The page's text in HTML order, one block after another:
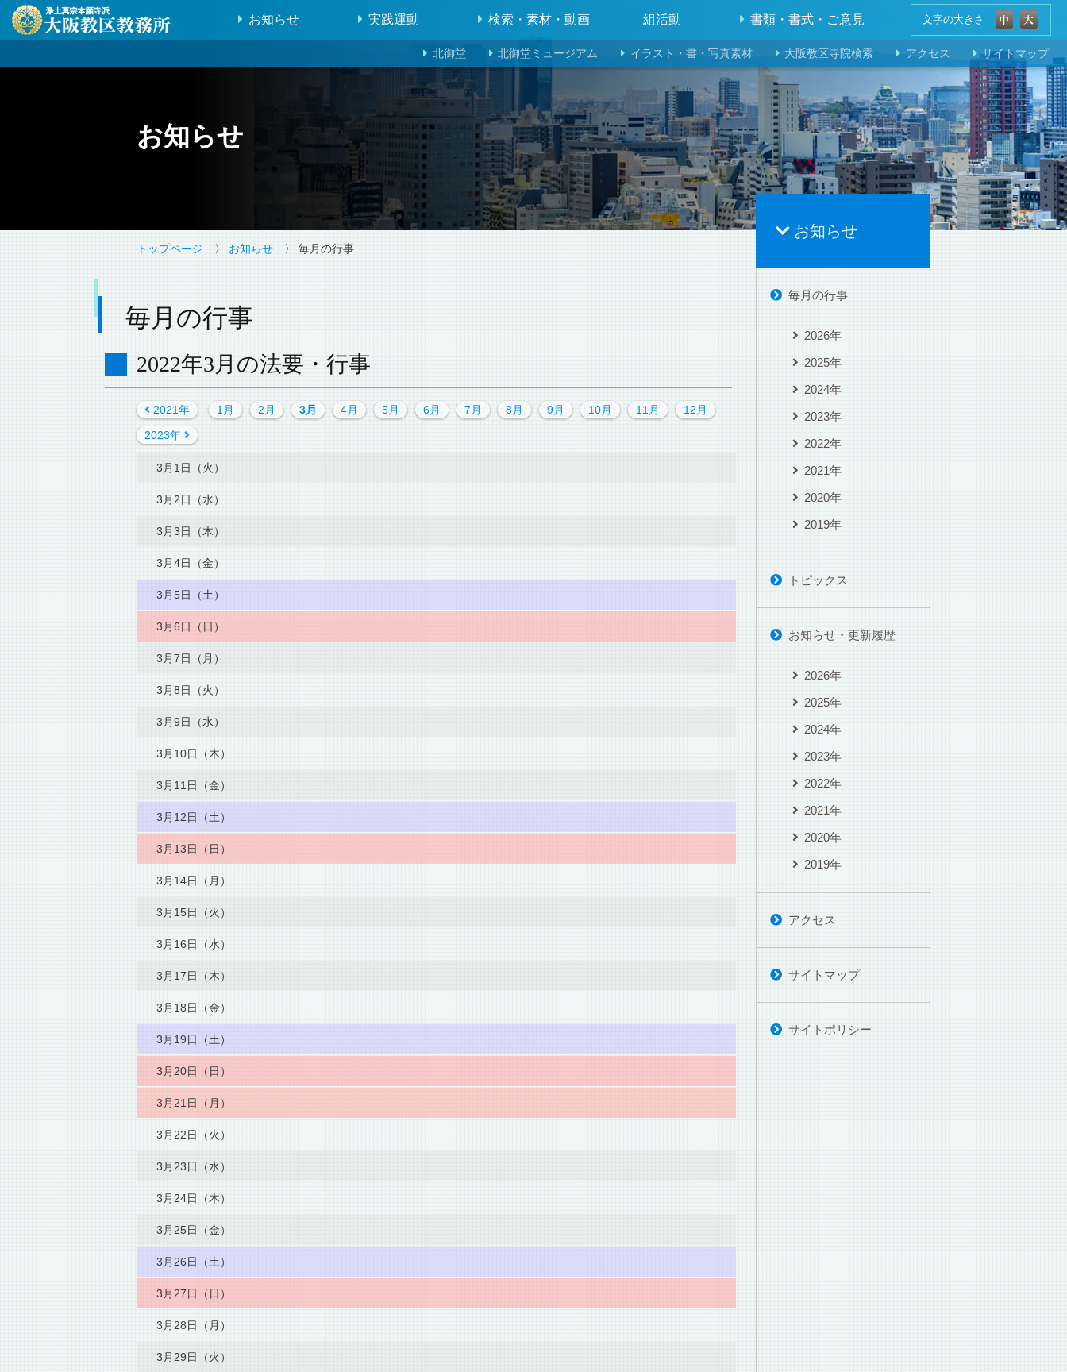
文字の大きさ
お知らせ 実践運動 検索・素材・動画 組活動 書類・書式・ご意見
北御堂 北御堂ミュージアム イラスト・書・写真素材 大阪教区寺院検索 アクセス サイトマップ
お知らせ
トップページ 〉 お知らせ 〉 毎月の行事
毎月の行事
2022年3月の法要・行事
2021年 1月 2月 3月 4月 5月 6月 7月 8月 9月 10月 11月
12月
2023年
3月1日（火）
3月2日（水）
3月3日（木）
3月4日（金）
3月5日（土）
3月6日（日）
3月7日（月）
3月8日（火）
3月9日（水）
3月10日（木）
3月11日（金）
3月12日（土）
3月13日（日）
3月14日（月）
3月15日（火）
3月16日（水）
3月17日（木）
3月18日（金）
3月19日（土）
3月20日（日）
3月21日（月）
3月22日（火）
3月23日（水）
3月24日（木）
3月25日（金）
3月26日（土）
3月27日（日）
3月28日（月）
3月29日（火）
お知らせ
毎月の行事
2026年
2025年
2024年
2023年
2022年
2021年
2020年
2019年
トピックス
お知らせ・更新履歴
2026年
2025年
2024年
2023年
2022年
2021年
2020年
2019年
アクセス
サイトマップ
サイトポリシー